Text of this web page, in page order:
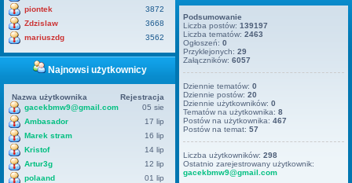
piontek
3872
Zdzislaw
3668
mariuszdg
3562
Najnowsi użytkownicy
Nazwa użytkownika
Rejestracja
gacekbmw9@gmail.com
05 sie
Ambasador
17 lip
Marek stram
16 lip
Kristof
14 lip
Artur3g
12 lip
polaand
01 lip
Podsumowanie
Liczba postów:139197
Liczba tematów:2463
Ogłoszeń:0
Przyklejonych:29
Załączników:6057
Dziennie tematów:0
Dziennie postów:20
Dziennie użytkowników:0
Tematów na użytkownika:8
Postów na użytkownika:467
Postów na temat:57
Liczba użytkowników:298
Ostatnio zarejestrowany użytkownik:
gacekbmw9@gmail.com